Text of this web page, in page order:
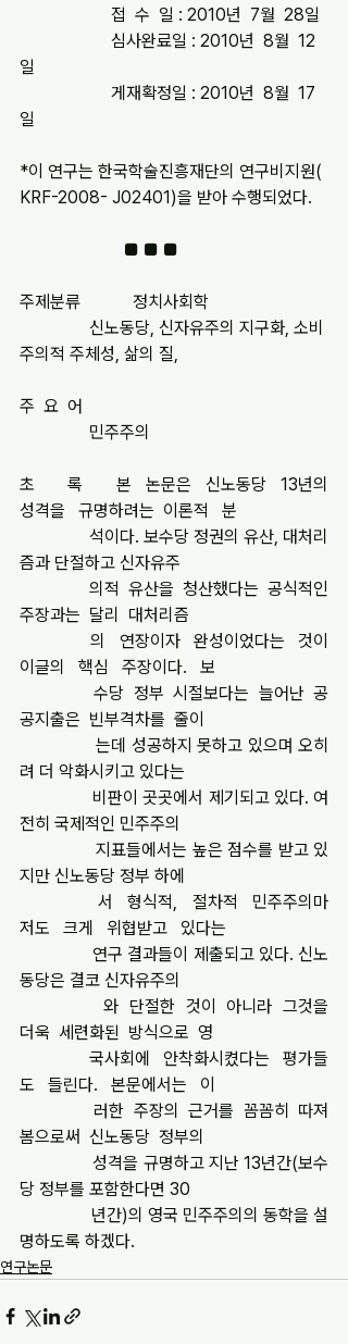
                     접  수  일 : 2010년  7월  28일
일
일
*이 연구는 한국학술진흥재단의 연구비지원(
KRF-2008- J02401)을 받아 수행되었다.
                        ■ ■ ■
주제분류            정치사회학
주의적 주체성, 삶의 질,
주  요  어
                민주주의
초       록       본   논문은   신노동당   13년의
성격을   규명하려는  이론적   분
즘과 단절하고 신자유주
주장과는  달리  대처리즘
                의   연장이자   완성이었다는   것이
이글의   핵심   주장이다.   보
공지출은  빈부격차를  줄이
                는데 성공하지 못하고 있으며 오히
려 더 악화시키고 있다는
전히 국제적인 민주주의
                지표들에서는 높은 점수를 받고 있
지만 신노동당 정부 하에
저도   크게   위협받고   있다는
                연구 결과들이 제출되고 있다. 신노
동당은 결코 신자유주의
                와  단절한  것이  아니라  그것을
더욱  세련화된  방식으로  영
도   들린다.   본문에서는   이
봄으로써  신노동당  정부의
                성격을 규명하고 지난 13년간(보수
당 정부를 포함한다면 30
명하도록 하겠다.
연구논문